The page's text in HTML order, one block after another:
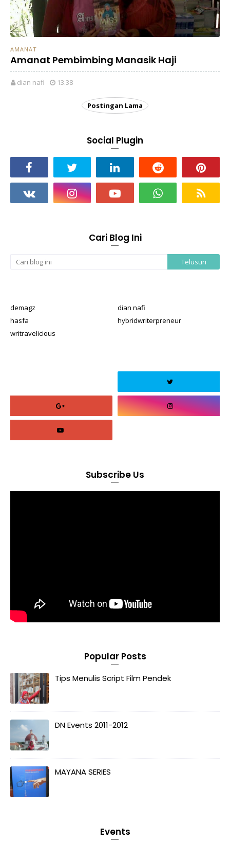
AMANAT
Amanat Pembimbing Manasik Haji
dian nafi 13.38
Postingan Lama
Social Plugin
Cari Blog Ini
demagz
dian nafi
hasfa
hybridwriterpreneur
writravelicious
Subscribe Us
Popular Posts
Tips Menulis Script Film Pendek
DN Events 2011-2012
MAYANA SERIES
Events